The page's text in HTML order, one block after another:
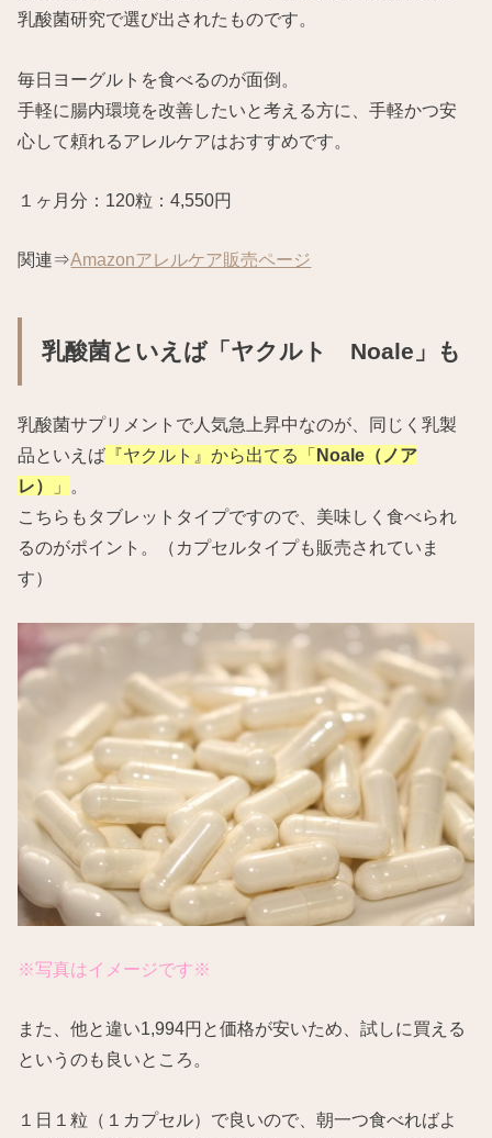
乳酸菌研究で選び出されたものです。
毎日ヨーグルトを食べるのが面倒。
手軽に腸内環境を改善したいと考える方に、手軽かつ安
心して頼れるアレルケアはおすすめです。
１ヶ月分：120粒：4,550円
関連⇒Amazonアレルケア販売ページ
乳酸菌といえば「ヤクルト Noale」も
乳酸菌サプリメントで人気急上昇中なのが、同じく乳製
品といえば 『ヤクルト』から出てる「Noale（ノア
レ）
」 。
こちらもタブレットタイプですので、美味しく食べられ
るのがポイント。（カプセルタイプも販売されていま
す）
※写真はイメージです※
また、他と違い1,994円と価格が安いため、試しに買える
というのも良いところ。
１日１粒（１カプセル）で良いので、朝一つ食べればよ